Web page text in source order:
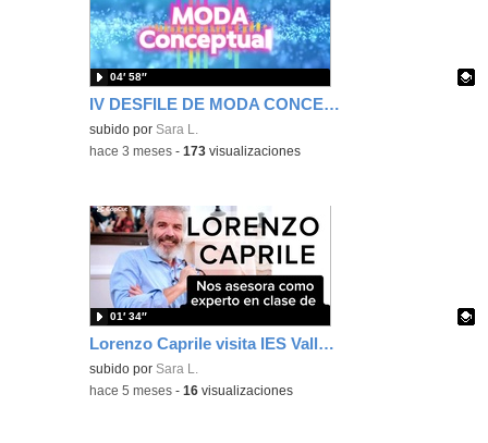
IV DESFILE DE MODA CONCEPTUAL: MARES Y OCÉANOS IES VALLECAS I
Contenido educativo.
subido por Sara L.
04′ 58″
-hace 3 meses -173 visualizaciones
Lorenzo Caprile visita IES Vallecas I - Moda Conceptual
Contenido educativo.
subido por Sara L.
01′ 34″
-hace 5 meses -16 visualizaciones